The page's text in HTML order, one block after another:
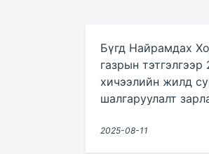
Бүгд Найрамдах
газрын
хичээлийн жилд
шалгаруулалт
2025-08-11